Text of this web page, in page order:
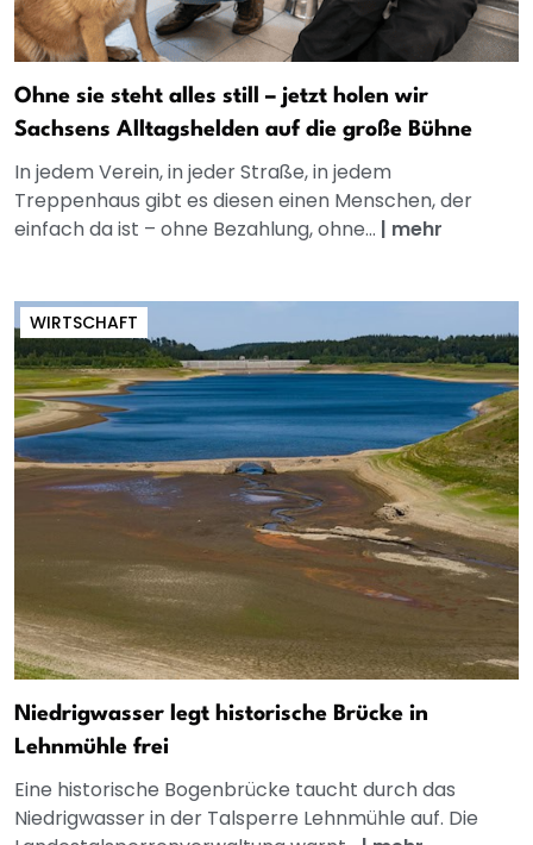
Ohne sie steht alles still – jetzt holen wir
Sachsens Alltagshelden auf die große Bühne
In jedem Verein, in jeder Straße, in jedem
Treppenhaus gibt es diesen einen Menschen, der
einfach da ist – ohne Bezahlung, ohne... | mehr
WIRTSCHAFT
Niedrigwasser legt historische Brücke in
Lehnmühle frei
Eine historische Bogenbrücke taucht durch das
Niedrigwasser in der Talsperre Lehnmühle auf. Die